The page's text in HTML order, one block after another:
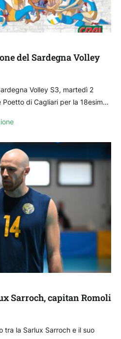
del Sardegna Volley
Volley S3, martedì 2
di Cagliari per la 18esima
Sarroch, capitan Romoli
tra la Sarlux Sarroch e il suo